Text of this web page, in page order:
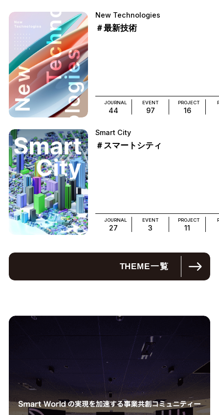
New Technologies
＃最新技術
JOURNAL
44
EVENT
97
PROJECT
16
Smart City
＃スマートシティ
JOURNAL
27
EVENT
3
PROJECT
11
THEME一覧